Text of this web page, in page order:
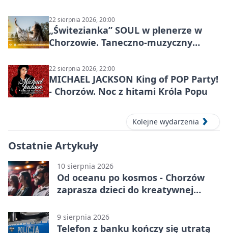
22 sierpnia 2026, 20:00
„Świtezianka” SOUL w plenerze w
Chorzowie. Taneczno-muzyczny
22 sierpnia 2026, 22:00
MICHAEL JACKSON King of POP Party!
- Chorzów. Noc z hitami Króla Popu
Kolejne wydarzenia
Ostatnie Artykuły
10 sierpnia 2026
Od oceanu po kosmos - Chorzów
zaprasza dzieci do kreatywnej
9 sierpnia 2026
Telefon z banku kończy się utratą